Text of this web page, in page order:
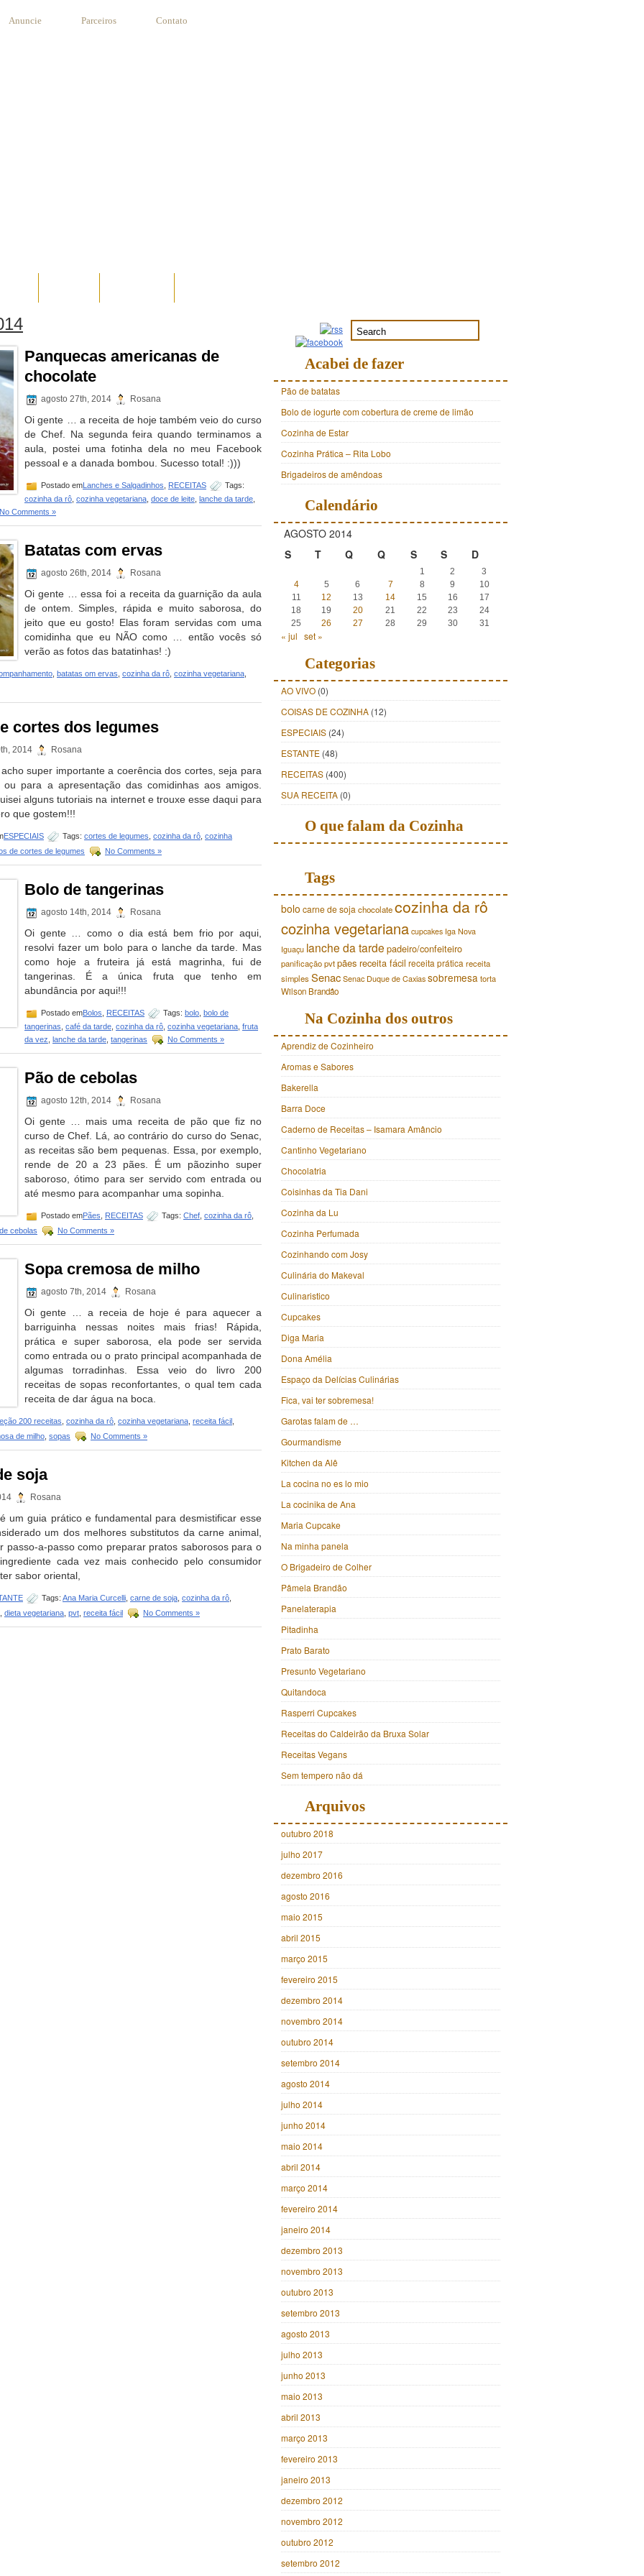
Anuncie Parceiros Contato
Panquecas americanas de
chocolate
agosto 27th, 2014 Rosana
Oi gente … a receita de hoje também veio do curso
de Chef. Na segunda feira quando terminamos a
aula, postei uma fotinha dela no meu Facebook
pessoal e a danada bombou. Sucesso total! :)))
Postado emLanches e Salgadinhos RECEITAS
Tags:
cozinha da rô cozinha vegetariana doce de leite lanche da tarde
No Comments »
Batatas com ervas
agosto 26th, 2014 Rosana
Oi gente … essa foi a receita da guarnição da aula
de ontem. Simples, rápida e muito saborosa, do
jeito que eu gosto! Elas foram servidas com uma
comidinha que eu NÃO como … então vocês só
verão as fotos das batatinhas! :)
batatas om ervas cozinha da rô cozinha vegetariana
cortes dos legumes
2014 Rosana
super importante a coerência dos cortes, seja para
para a apresentação das comidinhas aos amigos.
alguns tutoriais na internet e trouxe esse daqui para
que gostem!!!
ESPECIAIS Tags: cortes de legumes cozinha da rô cozinha
de cortes de legumes No Comments »
Bolo de tangerinas
agosto 14th, 2014 Rosana
Oi gente … como o dia está bem frio por aqui,
resolvi fazer um bolo para o lanche da tarde. Mas
como hoje a fruteira já está magrinha, fui de
tangerinas. É a única fruta que tenho em
abundância por aqui!!!
Postado emBolos RECEITAS Tags: bolo bolo de
tangerinas café da tarde cozinha da rô cozinha vegetariana fruta
da vez lanche da tarde tangerinas No Comments »
Pão de cebolas
agosto 12th, 2014 Rosana
Oi gente … mais uma receita de pão que fiz no
curso de Chef. Lá, ao contrário do curso do Senac,
as receitas são bem pequenas. Essa, por exemplo,
rende de 20 a 23 pães. É um pãozinho super
saboroso, ótimo para ser servido com entrada ou
até mesmo para acompanhar uma sopinha.
Postado emPães RECEITAS Tags: Chef cozinha da rô
cebolas No Comments »
Sopa cremosa de milho
agosto 7th, 2014 Rosana
Oi gente … a receia de hoje é para aquecer a
barriguinha nessas noites mais frias! Rápida,
prática e super saborosa, ela pode ser servida
como entrada ou o prato principal acompanhada de
algumas torradinhas. Essa veio do livro 200
receitas de sopas reconfortantes, o qual tem cada
receita de dar água na boca.
200 receitas cozinha da rô cozinha vegetariana receita fácil
de milho sopas No Comments »
soja
Rosana
um guia prático e fundamental para desmistificar esse
um dos melhores substitutos da carne animal,
passo-a-passo como preparar pratos saborosos para o
cada vez mais conhecido pelo consumidor
sabor oriental,
Tags: Ana Maria Curcelli carne de soja cozinha da rô
dieta vegetariana pvt receita fácil No Comments »
Acabei de fazer
Pão de batatas
Bolo de iogurte com cobertura de creme de limão
Cozinha de Estar
Cozinha Prática – Rita Lobo
Brigadeiros de amêndoas
Calendário
AGOSTO 2014
S
T Q Q S S D
1 2
3
4
5 6 7 8 9
10
11
12 13 14 15 16
17
18
19 20 21 22 23
24
25
26 27 28 29 30 31
« jul set »
Categorias
AO VIVO (0)
COISAS DE COZINHA (12)
ESPECIAIS (24)
ESTANTE (48)
RECEITAS (400)
SUA RECEITA (0)
O que falam da Cozinha
Tags
bolo carne de soja chocolatecozinha da rô
cozinha vegetariana cupcakes Iga Nova
Iguaçu lanche da tarde padeiro/confeiteiro
panificaçãopvtpães receita fácil receita prática receita
simplesSenac Senac Duque de Caxias sobremesatorta
Wilson Brandão
Na Cozinha dos outros
Aprendiz de Cozinheiro
Aromas e Sabores
Bakerella
Barra Doce
Caderno de Receitas – Isamara Amâncio
Cantinho Vegetariano
Chocolatria
Coisinhas da Tia Dani
Cozinha da Lu
Cozinha Perfumada
Cozinhando com Josy
Culinária do Makeval
Culinaristico
Cupcakes
Diga Maria
Dona Amélia
Espaço da Delícias Culinárias
Fica, vai ter sobremesa!
Garotas falam de …
Gourmandisme
Kitchen da Alê
La cocina no es lo mio
La cocinika de Ana
Maria Cupcake
Na minha panela
O Brigadeiro de Colher
Pâmela Brandão
Panelaterapia
Pitadinha
Prato Barato
Presunto Vegetariano
Quitandoca
Rasperri Cupcakes
Receitas do Caldeirão da Bruxa Solar
Receitas Vegans
Sem tempero não dá
Arquivos
outubro 2018
julho 2017
dezembro 2016
agosto 2016
maio 2015
abril 2015
março 2015
fevereiro 2015
dezembro 2014
novembro 2014
outubro 2014
setembro 2014
agosto 2014
julho 2014
junho 2014
maio 2014
abril 2014
março 2014
fevereiro 2014
janeiro 2014
dezembro 2013
novembro 2013
outubro 2013
setembro 2013
agosto 2013
julho 2013
junho 2013
maio 2013
abril 2013
março 2013
fevereiro 2013
janeiro 2013
dezembro 2012
novembro 2012
outubro 2012
setembro 2012